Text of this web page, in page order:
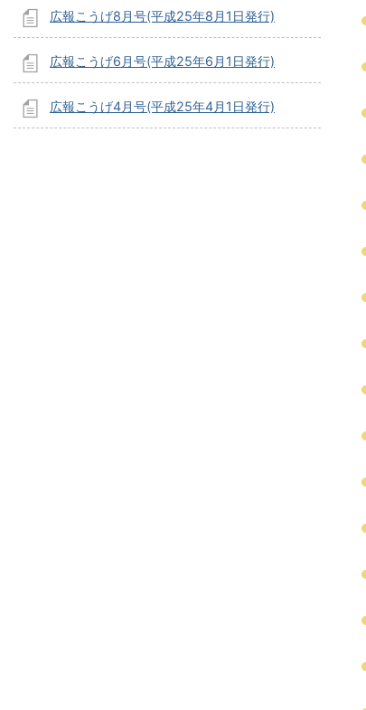
広報こうげ8月号(平成25年8月1日発行)
広報こうげ6月号(平成25年6月1日発行)
広報こうげ4月号(平成25年4月1日発行)